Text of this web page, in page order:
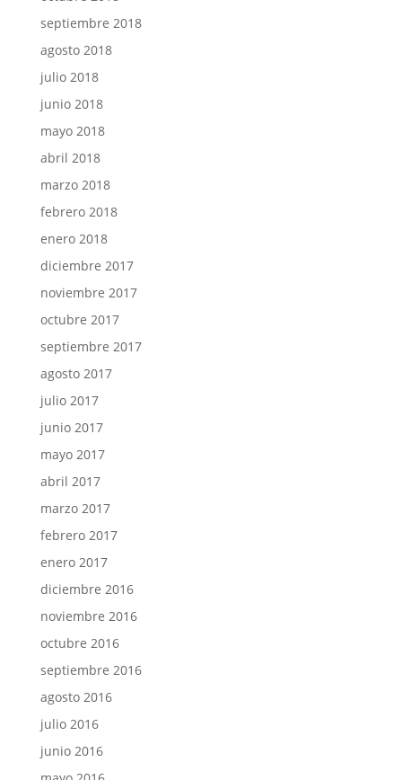
septiembre 2018
agosto 2018
julio 2018
junio 2018
mayo 2018
abril 2018
marzo 2018
febrero 2018
enero 2018
diciembre 2017
noviembre 2017
octubre 2017
septiembre 2017
agosto 2017
julio 2017
junio 2017
mayo 2017
abril 2017
marzo 2017
febrero 2017
enero 2017
diciembre 2016
noviembre 2016
octubre 2016
septiembre 2016
agosto 2016
julio 2016
junio 2016